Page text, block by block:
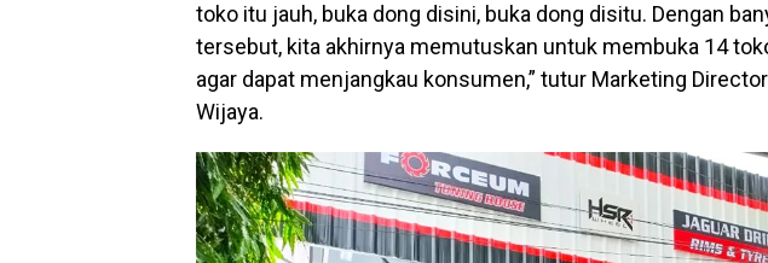
toko itu jauh, buka dong disini, buka dong disitu. Dengan
tersebut, kita akhirnya memutuskan untuk membuka 14
agar dapat menjangkau konsumen,” tutur Marketing
Wijaya.